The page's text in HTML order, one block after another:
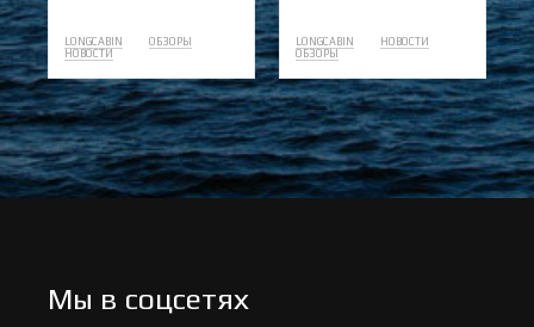
LONGCABIN
ОБЗОРЫ
НОВОСТИ
LONGCABIN
НОВОСТИ
ОБЗОРЫ
Мы в соцсетях